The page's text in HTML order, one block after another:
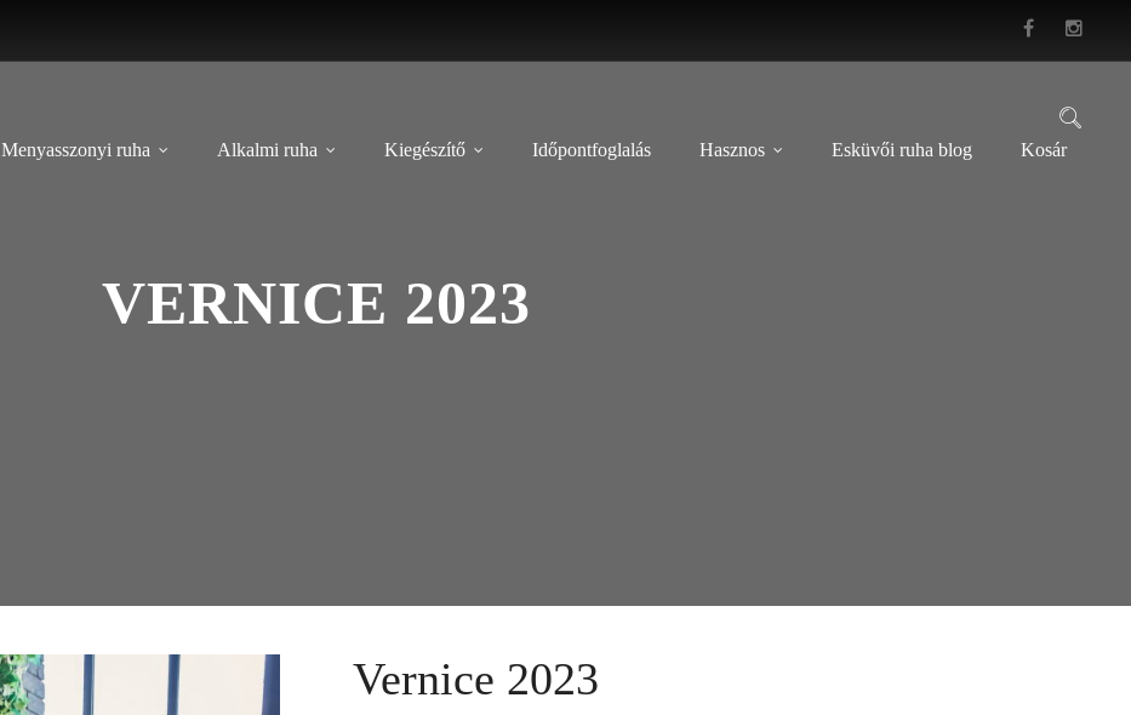
Menyasszonyi ruha Alkalmi ruha Kiegészítő Időpontfoglalás Hasznos Esküvői ruha blog Kosár
VERNICE 2023
Vernice 2023